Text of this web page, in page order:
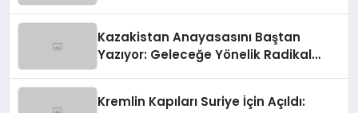
Kazakistan Anayasasını Baştan
Yazıyor: Geleceğe Yönelik Radikal
Kremlin Kapıları Suriye İçin Açıldı: